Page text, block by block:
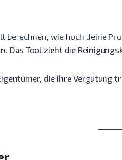
wie hoch deine
Das Tool zieht die
die ihre Vergütung